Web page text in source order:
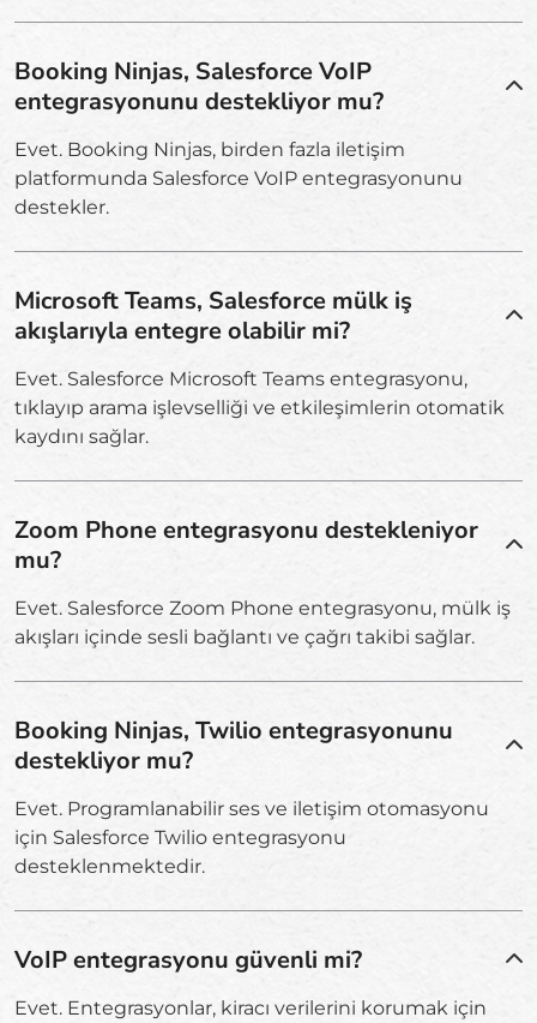
Booking Ninjas, Salesforce VoIP
entegrasyonunu destekliyor mu?
Evet. Booking Ninjas, birden fazla iletişim
platformunda Salesforce VoIP entegrasyonunu
destekler.
Microsoft Teams, Salesforce mülk iş
akışlarıyla entegre olabilir mi?
Evet. Salesforce Microsoft Teams entegrasyonu,
tıklayıp arama işlevselliği ve etkileşimlerin otomatik
kaydını sağlar.
Zoom Phone entegrasyonu destekleniyor
mu?
Evet. Salesforce Zoom Phone entegrasyonu, mülk iş
akışları içinde sesli bağlantı ve çağrı takibi sağlar.
Booking Ninjas, Twilio entegrasyonunu
destekliyor mu?
Evet. Programlanabilir ses ve iletişim otomasyonu
için Salesforce Twilio entegrasyonu
desteklenmektedir.
VoIP entegrasyonu güvenli mi?
Evet. Entegrasyonlar, kiracı verilerini korumak için